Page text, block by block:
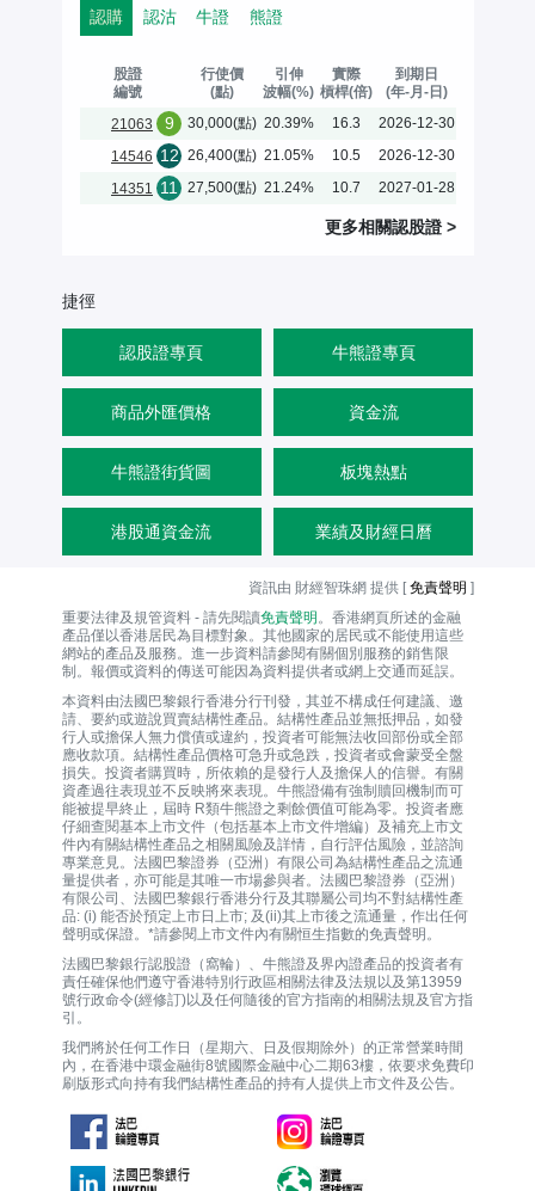
認購 認沽 牛證 熊證
股證
編號
行使價
(點)
引伸
波幅(%)
實際
槓桿(倍)
到期日
(年-月-日)
21063
9 30,000(點) 20.39% 16.3
2026-12-30
14546 12 26,400(點) 21.05% 10.5
2026-12-30
14351 11 27,500(點) 21.24% 10.7 2027-01-28
更多相關認股證>
捷徑
認股證專頁 牛熊證專頁
商品外匯價格 資金流
牛熊證街貨圖 板塊熱點
港股通資金流 業績及財經日曆
資訊由 財經智珠網 提供 [免責聲明 ]
重要法律及規管資料 - 請先閱讀免責聲明 。香港網頁所述的金融
產品僅以香港居民為目標對象。其他國家的居民或不能使用這些
網站的產品及服務。進一步資料請參閱有關個別服務的銷售限
制。報價或資料的傳送可能因為資料提供者或網上交通而延誤。
本資料由法國巴黎銀行香港分行刊發，其並不構成任何建議、邀
請、要約或遊說買賣結構性產品。結構性產品並無抵押品，如發
行人或擔保人無力償債或違約，投資者可能無法收回部份或全部
應收款項。結構性產品價格可急升或急跌，投資者或會蒙受全盤
損失。投資者購買時，所依賴的是發行人及擔保人的信譽。有關
資產過往表現並不反映將來表現。牛熊證備有強制贖回機制而可
能被提早終止，屆時 R類牛熊證之剩餘價值可能為零。投資者應
仔細查閱基本上市文件（包括基本上市文件增編）及補充上市文
件內有關結構性產品之相關風險及詳情，自行評估風險，並諮詢
專業意見。法國巴黎證券（亞洲）有限公司為結構性產品之流通
量提供者，亦可能是其唯一巿場參與者。法國巴黎證券（亞洲）
有限公司、法國巴黎銀行香港分行及其聯屬公司均不對結構性產
品: (i) 能否於預定上市日上市; 及(ii)其上市後之流通量，作出任何
聲明或保證。*請參閱上市文件內有關恒生指數的免責聲明。
法國巴黎銀行認股證（窩輪）、牛熊證及界內證產品的投資者有
責任確保他們遵守香港特別行政區相關法律及法規以及第13959
號行政命令(經修訂)以及任何隨後的官方指南的相關法規及官方指
引。
我們將於任何工作日（星期六、日及假期除外）的正常營業時間
內，在香港中環金融街8號國際金融中心二期63樓，依要求免費印
刷版形式向持有我們結構性產品的持有人提供上市文件及公告。